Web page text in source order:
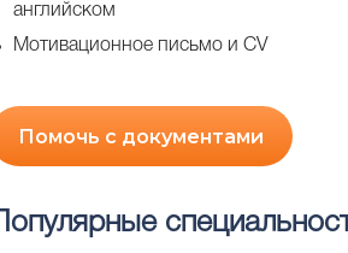
английском
Мотивационное письмо и CV
Помочь с документами
Популярные